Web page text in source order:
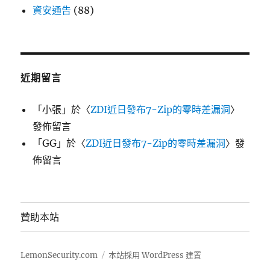
資安通告 (88)
近期留言
「小張 」於〈ZDI近日發布7-Zip的零時差漏洞〉
發佈留言
「GG 」於〈ZDI近日發布7-Zip的零時差漏洞〉發
佈留言
贊助本站
LemonSecurity.com 本站採用 WordPress 建置